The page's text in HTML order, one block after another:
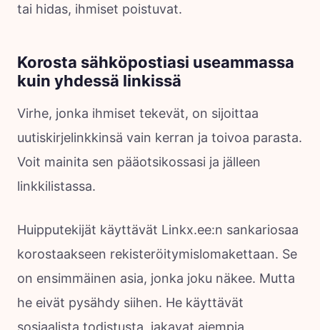
tai hidas, ihmiset poistuvat.
Korosta sähköpostiasi useammassa
kuin yhdessä linkissä
Virhe, jonka ihmiset tekevät, on sijoittaa
uutiskirjelinkkinsä vain kerran ja toivoa parasta.
Voit mainita sen pääotsikossasi ja jälleen
linkkilistassa.
Huipputekijät käyttävät Linkx.ee:n sankariosaa
korostaakseen rekisteröitymislomakettaan. Se
on ensimmäinen asia, jonka joku näkee. Mutta
he eivät pysähdy siihen. He käyttävät
sosiaalista todistusta, jakavat aiempia